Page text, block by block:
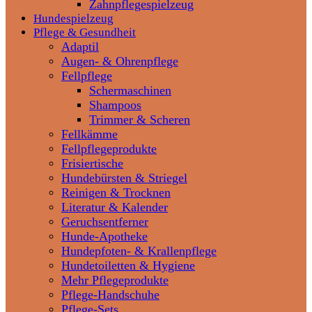
Zahnpflegespielzeug
Hundespielzeug
Pflege & Gesundheit
Adaptil
Augen- & Ohrenpflege
Fellpflege
Schermaschinen
Shampoos
Trimmer & Scheren
Fellkämme
Fellpflegeprodukte
Frisiertische
Hundebürsten & Striegel
Reinigen & Trocknen
Literatur & Kalender
Geruchsentferner
Hunde-Apotheke
Hundepfoten- & Krallenpflege
Hundetoiletten & Hygiene
Mehr Pflegeprodukte
Pflege-Handschuhe